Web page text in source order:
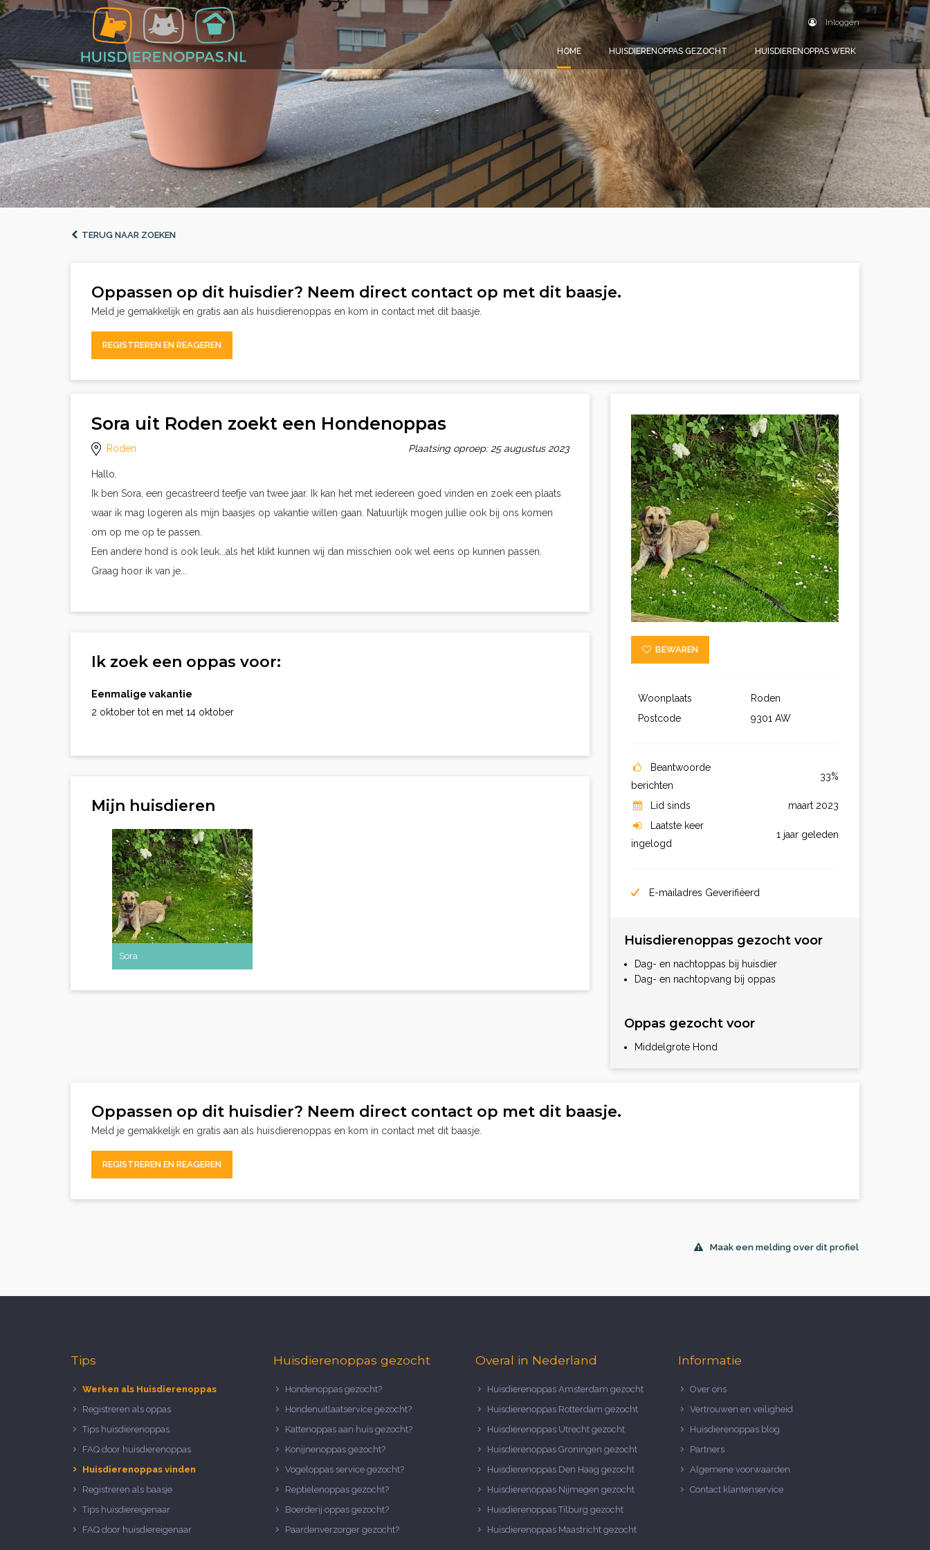
Inloggen
HOME HUISDIERENOPPAS GEZOCHT HUISDIERENOPPAS WERK
TERUG NAAR ZOEKEN
Oppassen op dit huisdier? Neem direct contact op met dit baasje.
Meld je gemakkelijk en gratis aan als huisdierenoppas en kom in contact met dit baasje.
REGISTREREN EN REAGEREN
Sora uit Roden zoekt een Hondenoppas
Roden Plaatsing oproep: 25 augustus 2023
Hallo.
Ik ben Sora, een gecastreerd teefje van twee jaar. Ik kan het met iedereen goed vinden en zoek een plaats
waar ik mag logeren als mijn baasjes op vakantie willen gaan. Natuurlijk mogen jullie ook bij ons komen
om op me op te passen.
Een andere hond is ook leuk...als het klikt kunnen wij dan misschien ook wel eens op kunnen passen.
Graag hoor ik van je...
Ik zoek een oppas voor:
Eenmalige vakantie
2 oktober tot en met 14 oktober
Mijn huisdieren
Sora
BEWAREN
Woonplaats
Roden
Postcode
9301 AW
Beantwoorde
berichten
33%
Lid sinds
maart 2023
Laatste keer
ingelogd
1 jaar geleden
E-mailadres Geverifiëerd
Huisdierenoppas gezocht voor
Dag- en nachtoppas bij huisdier
Dag- en nachtopvang bij oppas
Oppas gezocht voor
Middelgrote Hond
Oppassen op dit huisdier? Neem direct contact op met dit baasje.
Meld je gemakkelijk en gratis aan als huisdierenoppas en kom in contact met dit baasje.
REGISTREREN EN REAGEREN
Maak een melding over dit profiel
Tips
Werken als Huisdierenoppas
Registreren als oppas
Tips huisdierenoppas
FAQ door huisdierenoppas
Huisdierenoppas vinden
Registreren als baasje
Tips huisdiereigenaar
FAQ door huisdiereigenaar
Huisdierenoppas gezocht
Hondenoppas gezocht?
Hondenuitlaatservice gezocht?
Kattenoppas aan huis gezocht?
Konijnenoppas gezocht?
Vogeloppas service gezocht?
Reptielenoppas gezocht?
Boerderij oppas gezocht?
Paardenverzorger gezocht?
Overal in Nederland
Huisdierenoppas Amsterdam gezocht
Huisdierenoppas Rotterdam gezocht
Huisdierenoppas Utrecht gezocht
Huisdierenoppas Groningen gezocht
Huisdierenoppas Den Haag gezocht
Huisdierenoppas Nijmegen gezocht
Huisdierenoppas Tilburg gezocht
Huisdierenoppas Maastricht gezocht
Informatie
Over ons
Vertrouwen en veiligheid
Huisdierenoppas blog
Partners
Algemene voorwaarden
Contact klantenservice